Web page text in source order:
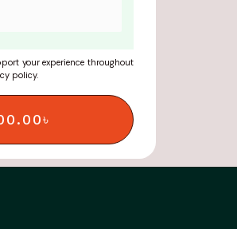
your experience throughout
policy.